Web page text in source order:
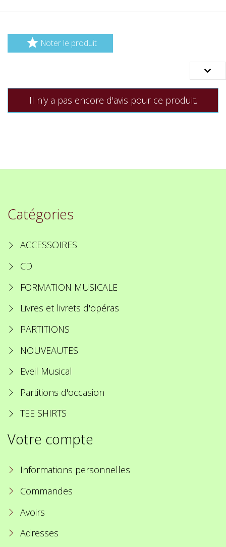
 Noter le produit

Il n'y a pas encore d'avis pour ce produit.
Catégories
ACCESSOIRES
CD
FORMATION MUSICALE
Livres et livrets d'opéras
PARTITIONS
NOUVEAUTES
Eveil Musical
Partitions d'occasion
TEE SHIRTS
Votre compte
Informations personnelles
Commandes
Avoirs
Adresses